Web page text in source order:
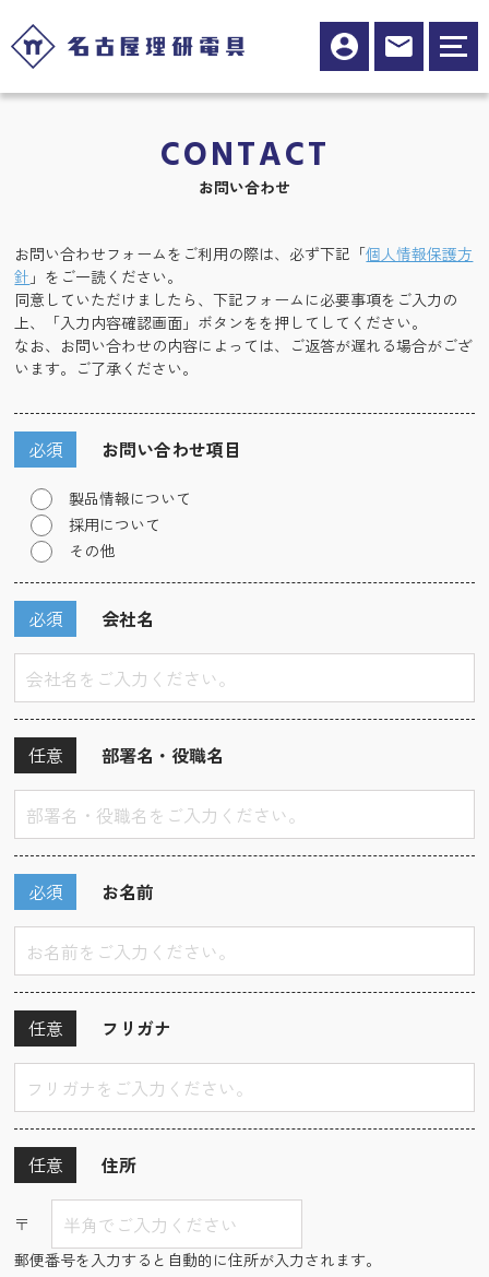
CONTACT
お問い合わせ
お問い合わせフォームをご利用の際は、必ず下記「個人情報保護方
針 」をご一読ください。
同意していただけましたら、下記フォームに必要事項をご入力の
上、「入力内容確認画面」ボタンをを押してしてください。
なお、お問い合わせの内容によっては、ご返答が遅れる場合がござ
います。ご了承ください。
お問い合わせ項目
必須
製品情報について
採用について
その他
会社名
必須
部署名・役職名
任意
お名前
必須
フリガナ
任意
住所
任意
〒
郵便番号を入力すると自動的に住所が入力されます。